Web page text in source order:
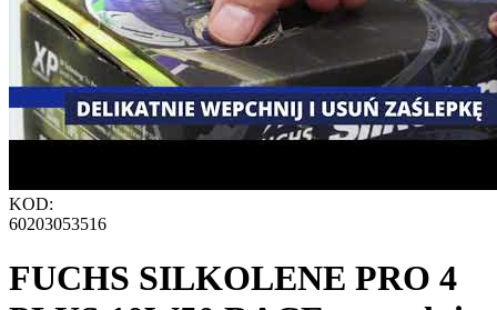
KOD:
60203053516
FUCHS SILKOLENE PRO 4